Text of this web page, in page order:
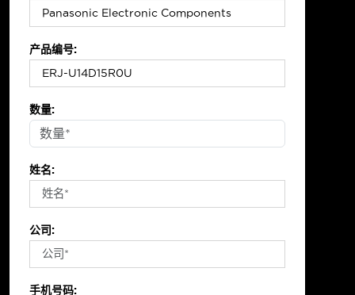
产品编号:
数量:
姓名:
公司:
手机号码: